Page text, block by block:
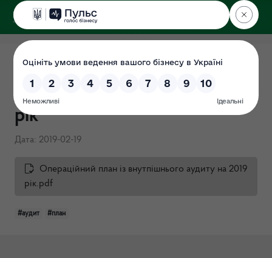
ДЕРЖЕКОІНСПЕКЦІЯ
Операційний план із
внутпішнього аудиту на 2019
рік
Дата: 2019-02-19
Операційний план із внутпішнього аудиту на 2019
рік.pdf
#аудит #план